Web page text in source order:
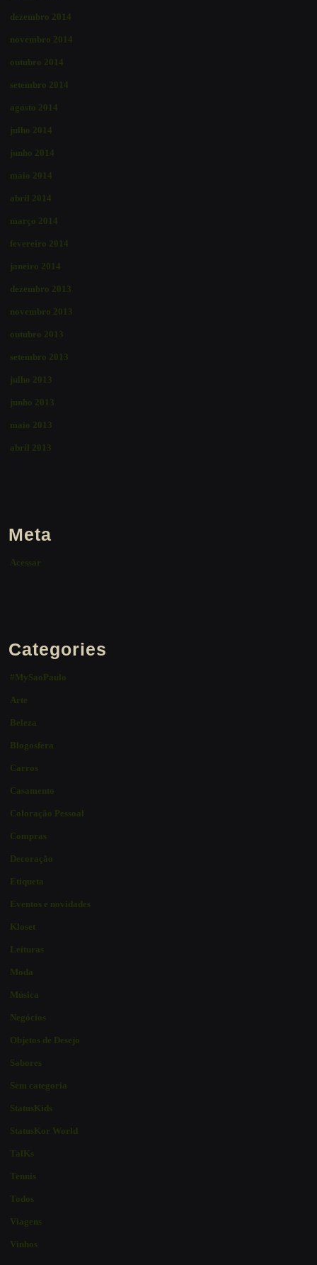
dezembro 2014
novembro 2014
outubro 2014
setembro 2014
agosto 2014
julho 2014
junho 2014
maio 2014
abril 2014
março 2014
fevereiro 2014
janeiro 2014
dezembro 2013
novembro 2013
outubro 2013
setembro 2013
julho 2013
junho 2013
maio 2013
abril 2013
Meta
Acessar
Categories
#MySaoPaulo
Arte
Beleza
Blogosfera
Carros
Casamento
Coloração Pessoal
Compras
Decoração
Etiqueta
Eventos e novidades
Kloset
Leituras
Moda
Música
Negócios
Objetos de Desejo
Sabores
Sem categoria
StatusKids
StatusKor World
TalKs
Tennis
Todos
Viagens
Vinhos